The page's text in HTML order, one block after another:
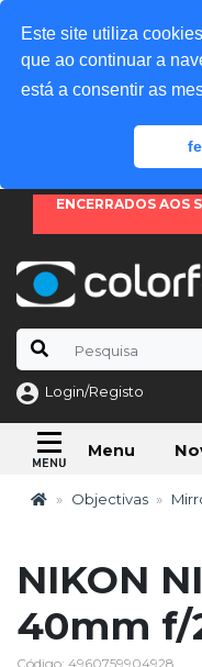
Este site utiliza
que ao continuar a
está a consentir as
ENCERRADOS AOS
Login/Registo
Menu
Objectivas
NIKON
40mm f/
Código: 4960759904928